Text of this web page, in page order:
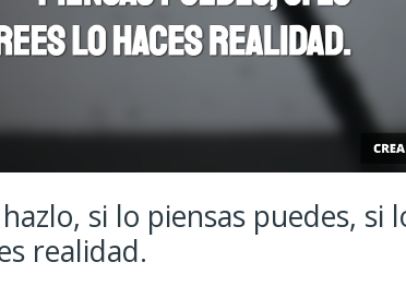
si lo piensas puedes, si
realidad.